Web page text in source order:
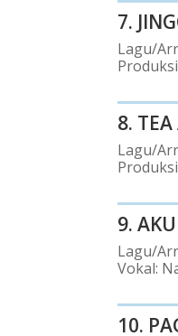
7.
Lagu/
8. TEA
Lagu/
9.
Lagu/
Vokal:
10.